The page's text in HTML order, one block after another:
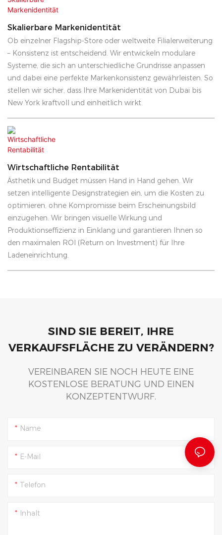
Skalierbare Markenidentität
Ob einzelner Flagship-Store oder weltweite Filialerweiterung
– Konsistenz ist entscheidend. Wir entwickeln modulare
Systeme, die sich an unterschiedliche Grundrisse anpassen
und dabei eine perfekte Markenkonsistenz gewährleisten. So
stellen wir sicher, dass Ihre Markenidentität von Dubai bis
New York kraftvoll und einheitlich wirkt.
Wirtschaftliche Rentabilität
Ästhetik und Budget müssen Hand in Hand gehen. Wir
setzen intelligente Designstrategien ein, um die Kosten zu
optimieren, ohne Kompromisse beim Erscheinungsbild
einzugehen. Wir bringen visuelle Wirkung und
Produktionseffizienz in Einklang und garantieren Ihnen so
den maximalen ROI (Return on Investment) für Ihre
Ladeneinrichtung.
SIND SIE BEREIT, IHRE
VERKAUFSFLÄCHE ZU VERÄNDERN?
VEREINBAREN SIE NOCH HEUTE EINE
KOSTENLOSE BERATUNG UND EINEN
KONZEPTENTWURF.
Name
E-Mail
Telefon
Inhalt